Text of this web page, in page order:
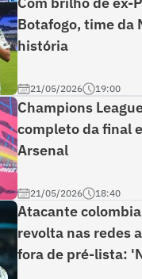
Botafogo, time da
história
21/05/2026 19:00
Champions
completo da final
Arsenal
21/05/2026 18:40
Atacante
revolta nas redes
fora de pré-lista: